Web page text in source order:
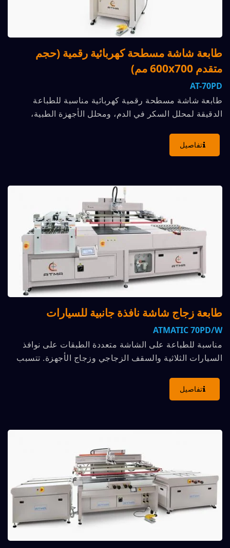
طابعة شاشة مسطحة كهربائية رقمية (حجم
متقدم 600x700 مم)
AT-70PD
طابعة شاشة مسطحة رقمية كهربائية مناسبة للطباعة
الدقيقة لمحلل السكر في الدم، ومحلل الأجهزة الطبية،
تفاصيل
طابعة زجاج شاشة نافذة جانبية للسيارات
ATMATIC 70PD/W
مناسبة للطباعة على الشاشة متعددة الطبقات على نوافذ
السيارات الثلاثية والسقف الزجاجي وزجاج الأجهزة. تتسبب
تفاصيل